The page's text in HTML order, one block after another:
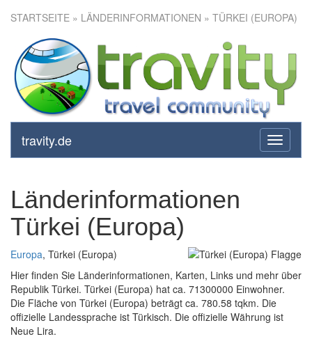
STARTSEITE » LÄNDERINFORMATIONEN » TÜRKEI (EUROPA)
toggle
travity.de
Länderinformationen
Türkei (Europa)
Europa, Türkei (Europa)
Hier finden Sie Länderinformationen, Karten, Links und mehr über
Republik Türkei. Türkei (Europa) hat ca. 71300000 Einwohner.
Die Fläche von Türkei (Europa) beträgt ca. 780.58 tqkm. Die
offizielle Landessprache ist Türkisch. Die offizielle Währung ist
Neue Lira.